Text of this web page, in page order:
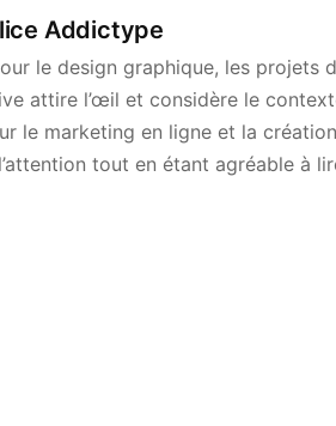
Addictype
le design graphique, les projets
attire l’œil et considère le
le marketing en ligne et la
tout en étant agréable à